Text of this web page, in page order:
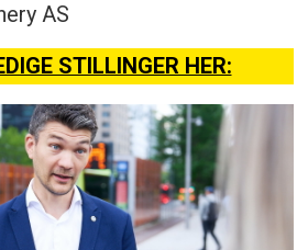
AS
STILLINGER HER: